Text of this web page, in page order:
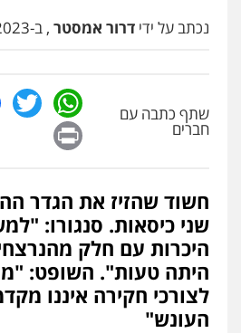
0549475678
תעבורה
משפחה נוער
0505417090
תעבורה
0526631970
שני אלגרבלי –
פלילי עורכי דין
נכתב על ידי דרור אמסטר , ב-30/01/2023 16:14
שתף כתבה עם
חברים
חשוד שהזיז את הגדר
שני כיסאות. סנגורו:
היכרות עם חלק
היתה טעות". השופט:
לצורכי חקירה איננו
העונש"